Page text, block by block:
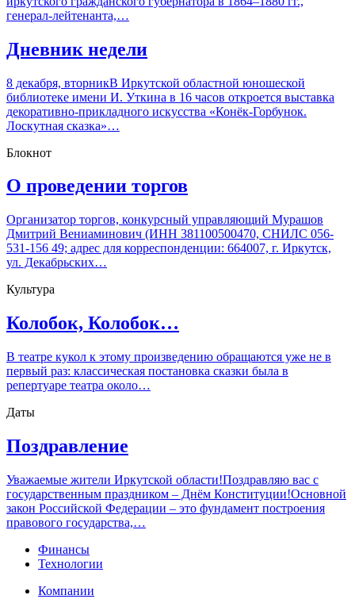
генерал-лейтенанта,…
Дневник недели
8 декабря, вторникВ Иркутской областной юношеской
библиотеке имени И. Уткина в 16 часов откроется выставка
декоративно-прикладного искусства «Конёк-Горбунок.
Лоскутная сказка»…
Блокнот
О проведении торгов
Организатор торгов, конкурсный управляющий Мурашов
Дмитрий Вениаминович (ИНН 381100500470, СНИЛС 056-
531-156 49; адрес для корреспонденции: 664007, г. Иркутск,
ул. Декабрьских…
Культура
Колобок, Колобок…
В театре кукол к этому произведению обращаются уже не в
первый раз: классическая постановка сказки была в
репертуаре театра около…
Даты
Поздравление
Уважаемые жители Иркутской области!Поздравляю вас с
государственным праздником – Днём Конституции!Основной
закон Российской Федерации – это фундамент построения
правового государства,…
Финансы
Технологии
Компании